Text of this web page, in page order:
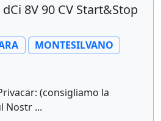
8V 90 CV Start&Stop
MONTESILVANO
(consigliamo la
Nostr ...